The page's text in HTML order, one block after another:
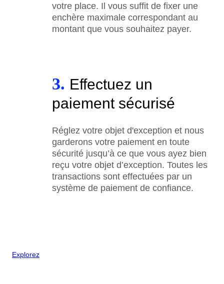
votre place. Il vous suffit de fixer une
enchère maximale correspondant au
montant que vous souhaitez payer.
3. Effectuez un
paiement sécurisé
Réglez votre objet d'exception et nous
garderons votre paiement en toute
sécurité jusqu’à ce que vous ayez bien
reçu votre objet d’exception. Toutes les
transactions sont effectuées par un
système de paiement de confiance.
Explorez